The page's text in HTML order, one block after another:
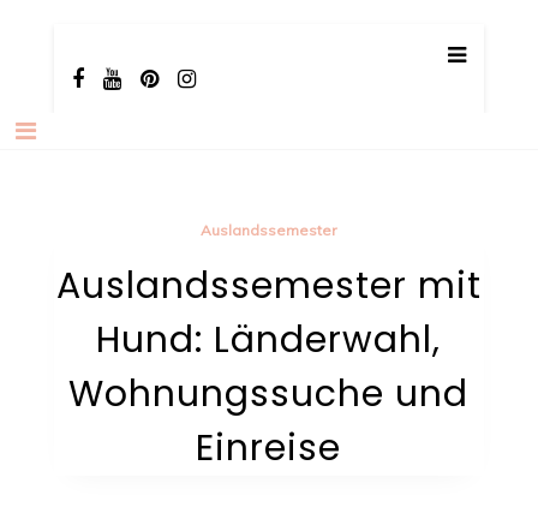
Auslandssemester
Auslandssemester mit
Hund: Länderwahl,
Wohnungssuche und
Einreise